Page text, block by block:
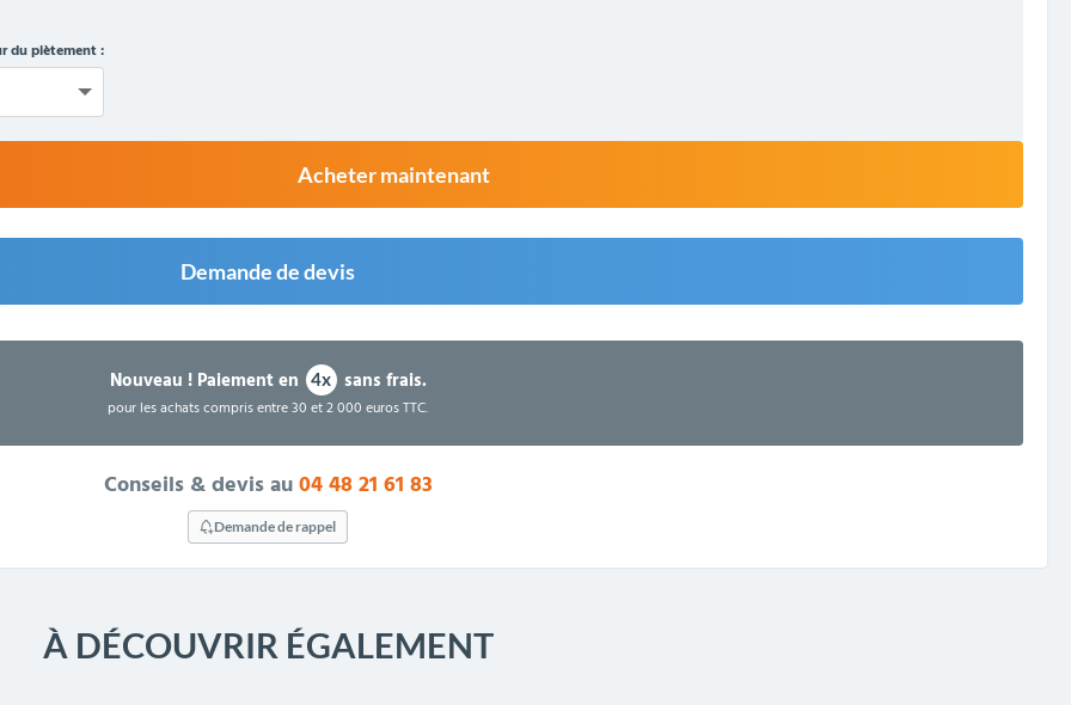
du piètement :
Acheter maintenant
Demande de devis
Nouveau !Paiement en 4x sans frais.
pour les achats compris entre 30 et 2 000 euros TTC.
Conseils & devis au04 48 21 61 83
Demande de rappel
À DÉCOUVRIR ÉGALEMENT